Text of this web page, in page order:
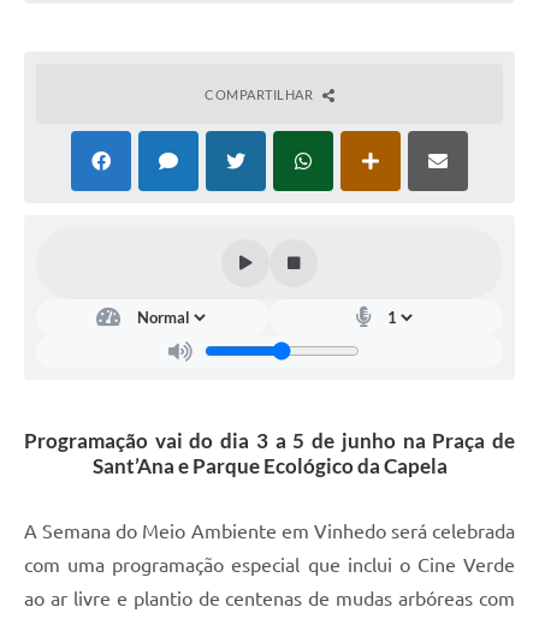
Contratos
Carta de Serviços
Contas Públicas
Links Úteis
COMPARTILHAR
Programação vai do dia 3 a 5 de junho na Praça de
Sant’Ana e Parque Ecológico da Capela
A Semana do Meio Ambiente em Vinhedo será celebrada
com uma programação especial que inclui o Cine Verde
ao ar livre e plantio de centenas de mudas arbóreas com